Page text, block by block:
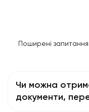
Поширені
Чи можна
документи,